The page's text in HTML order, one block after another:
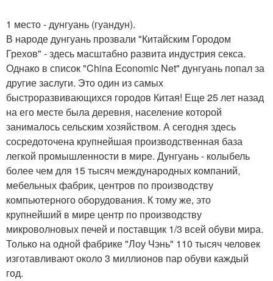
1 место - дунгуань (гуандун).
В народе дунгуань прозвали "Китайским Городом
Грехов" - здесь масштабно развита индустрия секса.
Однако в список "China Economic Net" дунгуань попал за
другие заслуги. Это один из самых
быстроразвивающихся городов Китая! Еще 25 лет назад
на его месте была деревня, население которой
занималось сельским хозяйством. А сегодня здесь
сосредоточена крупнейшая производственная база
легкой промышленности в мире. Дунгуань - колыбель
более чем для 15 тысяч международных компаний,
мебельных фабрик, центров по производству
компьютерного оборудования. К тому же, это
крупнейший в мире центр по производству
микроволновых печей и поставщик 1/3 всей обуви мира.
Только на одной фабрике "Лоу Чэнь" 110 тысяч человек
изготавливают около 3 миллионов пар обуви каждый
год.